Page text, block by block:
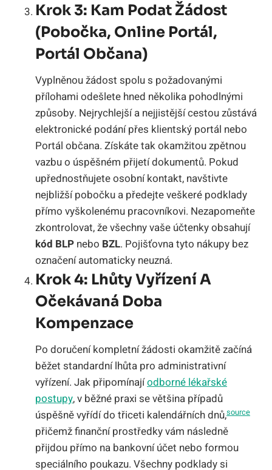
Krok 3: Kam Podat Žádost
(pobočka, Online Portál,
Portál Občana)
Vyplněnou žádost spolu s požadovanými
přílohami odešlete hned několika pohodlnými
způsoby. Nejrychlejší a nejjistější cestou zůstává
elektronické podání přes klientský portál nebo
Portál občana. Získáte tak okamžitou zpětnou
vazbu o úspěšném přijetí dokumentů. Pokud
upřednostňujete osobní kontakt, navštivte
nejbližší pobočku a předejte veškeré podklady
přímo vyškolenému pracovníkovi. Nezapomeňte
zkontrolovat, že všechny vaše účtenky obsahují
kód BLP nebo BZL. Pojišťovna tyto nákupy bez
označení automaticky neuzná.
Krok 4: Lhůty Vyřízení A
Očekávaná Doba
Kompenzace
Po doručení kompletní žádosti okamžitě začíná
běžet standardní lhůta pro administrativní
vyřízení. Jak připomínajíodborné lékařské
postupy, v běžné praxi se většina případů
úspěšně vyřídí do třiceti kalendářních dnů,source
přičemž finanční prostředky vám následně
přijdou přímo na bankovní účet nebo formou
speciálního poukazu. Všechny podklady si